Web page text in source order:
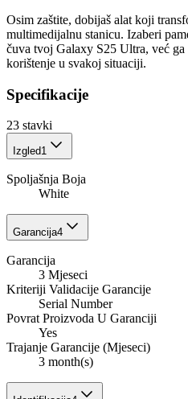
Osim zaštite, dobijaš alat koji
multimedijalnu stanicu. Izaberi
čuva tvoj Galaxy S25 Ultra, već
korištenje u svakoj situaciji.
Specifikacije
23 stavki
Izgled1
Spoljašnja Boja
White
Garancija4
Garancija
3 Mjeseci
Kriteriji Validacije Garancije
Serial Number
Povrat Proizvoda U Garanciji
Yes
Trajanje Garancije (Mjeseci)
3 month(s)